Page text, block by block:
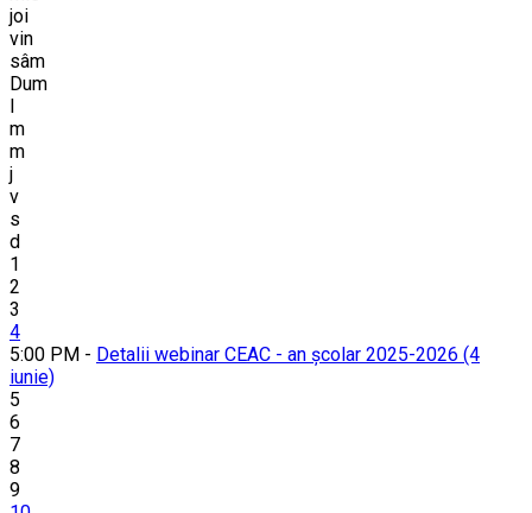
joi
vin
sâm
Dum
l
m
m
j
v
s
d
1
2
3
4
5:00 PM - Detalii webinar CEAC - an școlar 2025-2026 (4
iunie)
5
6
7
8
9